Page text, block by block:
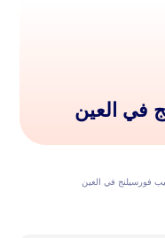
في العين
فورسيلنج في العين